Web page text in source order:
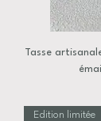
Tasse
Edition limitée